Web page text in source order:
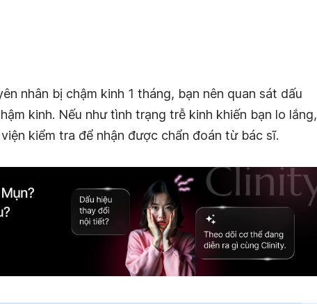
nhân bị chậm kinh 1 tháng, bạn nên quan sát dấu
kinh. Nếu như tình trạng trễ kinh khiến bạn lo lắng,
kiểm tra để nhận được chẩn đoán từ bác sĩ.